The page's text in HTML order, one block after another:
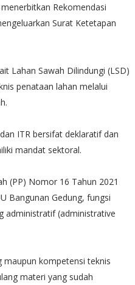
Rekomendasi
Surat Ketetapan
Lahan Sawah Dilindungi (LSD)
penataan lahan melalui
ITR bersifat deklaratif dan
mandat sektoral.
(PP) Nomor 16 Tahun 2021
Bangunan Gedung, fungsi
administratif (administrative
maupun kompetensi teknis
materi yang sudah